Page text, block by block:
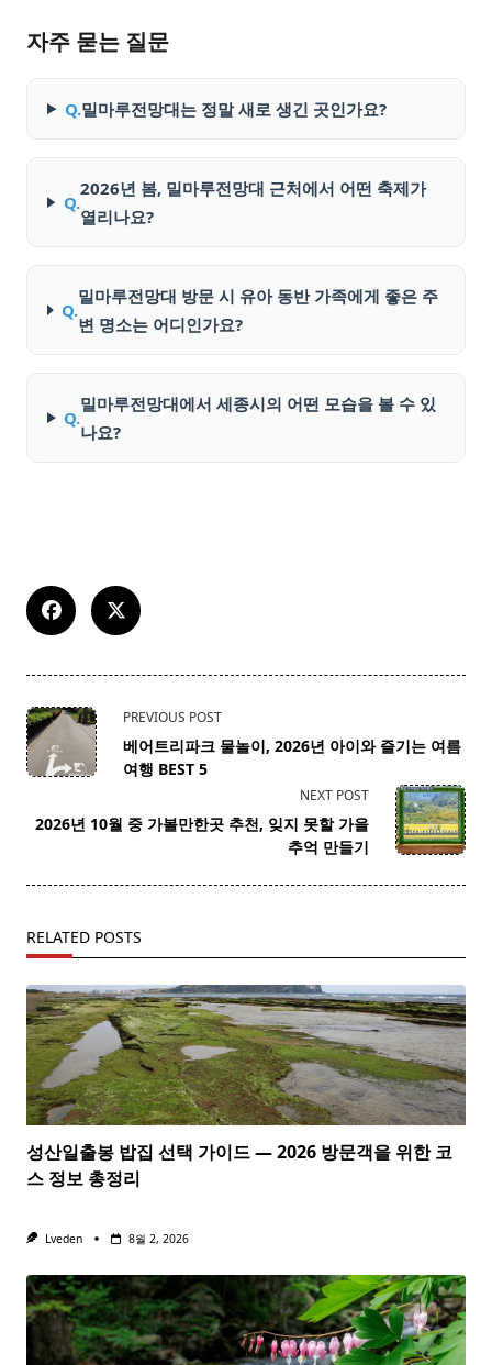
자주 묻는 질문
Q.밀마루전망대는 정말 새로 생긴 곳인가요?
Q.
2026년 봄, 밀마루전망대 근처에서 어떤 축제가
열리나요?
Q.
밀마루전망대 방문 시 유아 동반 가족에게 좋은 주
변 명소는 어디인가요?
Q.
밀마루전망대에서 세종시의 어떤 모습을 볼 수 있
나요?
<span
class="nav-
subtitle
reader-
PREVIOUS POST
베어트리파크 물놀이, 2026년 아이와 즐기는 여름
여행 BEST 5
NEXT POST
2026년 10월 중 가볼만한곳 추천, 잊지 못할 가을
추억 만들기
RELATED POSTS
성산일출봉 밥집 선택 가이드 — 2026 방문객을 위한 코
스 정보 총정리
Lveden 8월 2, 2026